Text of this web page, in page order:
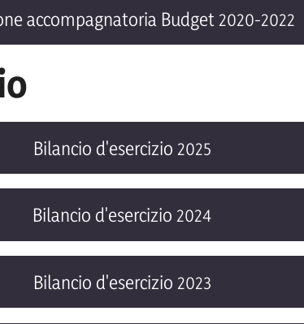
accompagnatoria Budget 2020-2022
Bilancio d'esercizio 2025
Bilancio d'esercizio 2024
Bilancio d'esercizio 2023